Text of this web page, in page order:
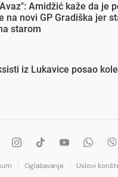
Amidžić kaže da je
na novi GP Gradiška jer
starom
iz Lukavice posao
Oglašavanje
Uslovi